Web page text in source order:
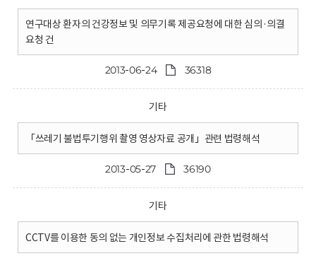
연구대상 환자의 건강정보 및 의무기록 제공요청에 대한 심의·의결
요청 건
2013-06-24 36318
기타
「쓰레기 불법투기행위 촬영 영상자료 공개」관련 법령해석
2013-05-27 36190
기타
CCTV를 이용한 동의 없는 개인정보 수집처리에 관한 법령해석